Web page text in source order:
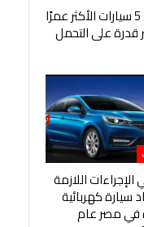
افضل 5 سيارات الأكثر عمرًا
قدرة على التحمل
اللازمة
سيارة كهربائية
في مصر عام